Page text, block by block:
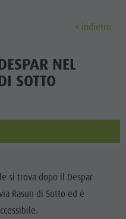
ESPERIENZE DA VIVERE
indietro
NEL
SOTTO
si trova dopo il Despar
Rasun di Sotto ed è